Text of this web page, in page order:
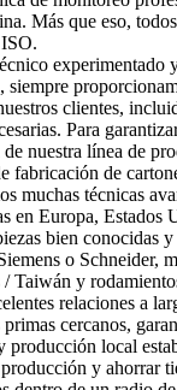
Más que eso,
experimentado
siempre
clientes,
Para
nuestra línea de
fabricación de
muchas técnicas
en Europa, Estados
bien conocidas
o Schneider,
Taiwán y
relaciones a
cercanos,
producción local
y ahorrar